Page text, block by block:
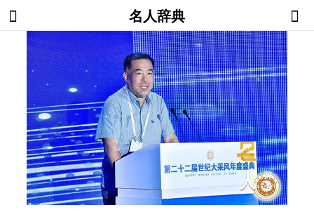
名人辞典